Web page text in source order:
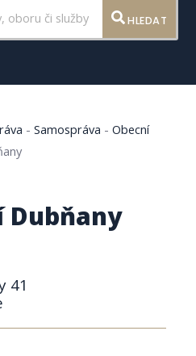
HLEDAT
-Samospráva -Obecní
Dubňany
41